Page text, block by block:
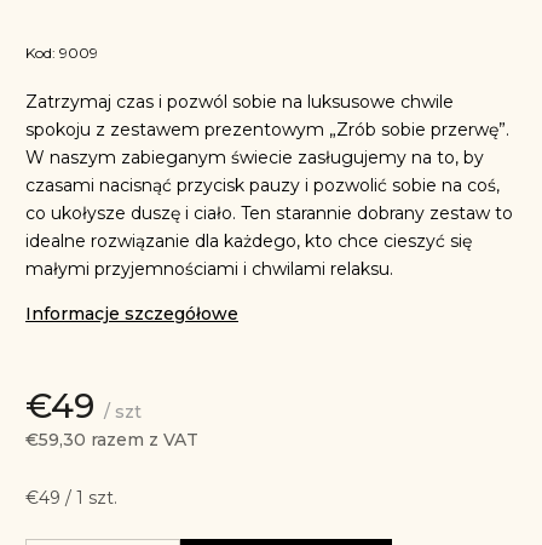
Kod: 9009
Zatrzymaj czas i pozwól sobie na luksusowe chwile
spokoju z zestawem prezentowym „Zrób sobie przerwę”.
W naszym zabieganym świecie zasługujemy na to, by
czasami nacisnąć przycisk pauzy i pozwolić sobie na coś,
co ukołysze duszę i ciało. Ten starannie dobrany zestaw to
idealne rozwiązanie dla każdego, kto chce cieszyć się
małymi przyjemnościami i chwilami relaksu.
Informacje szczegółowe
€49 / szt
€59,30 razem z VAT
€49 / 1 szt.